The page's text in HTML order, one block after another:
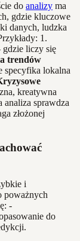
do analizy ma
gdzie kluczowe
danych, ludzka
1.
gdzie liczy się
trendów
specyfika lokalna
kreatywna
analiza sprawdza
złożonej
i
poważnych
-
do